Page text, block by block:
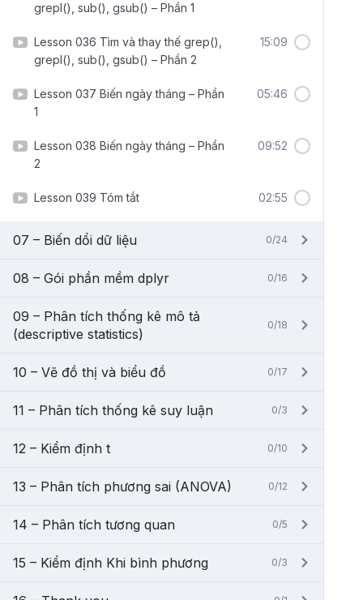
grepl(), sub(), gsub() – Phần 1
Lesson 036 Tìm và thay thế grep(),
grepl(), sub(), gsub() – Phần 2
15:09
Lesson 037 Biến ngày tháng – Phần
1
05:46
Lesson 038 Biến ngày tháng – Phần
2
09:52
Lesson 039 Tóm tắt 02:55
07 – Biến dổi dữ liệu 0/24
08 – Gói phần mềm dplyr 0/16
09 – Phân tích thống kê mô tả
(descriptive statistics)
0/18
10 – Vẽ đồ thị và biểu đồ 0/17
11 – Phân tích thống kê suy luận 0/3
12 – Kiểm định t 0/10
13 – Phân tích phương sai (ANOVA) 0/12
14 – Phân tích tương quan 0/5
15 – Kiểm định Khi bình phương 0/3